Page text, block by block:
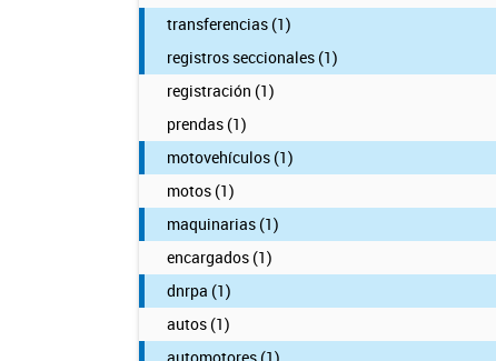
transferencias (1)
registros seccionales (1)
registración (1)
prendas (1)
motovehículos (1)
motos (1)
maquinarias (1)
encargados (1)
dnrpa (1)
autos (1)